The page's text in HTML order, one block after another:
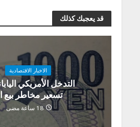
قد يعجبك كذلك
الاخبار الاقتصادية
التدخل الأمريكي
تسعير مخاطر بيع
18 ساعة مضى